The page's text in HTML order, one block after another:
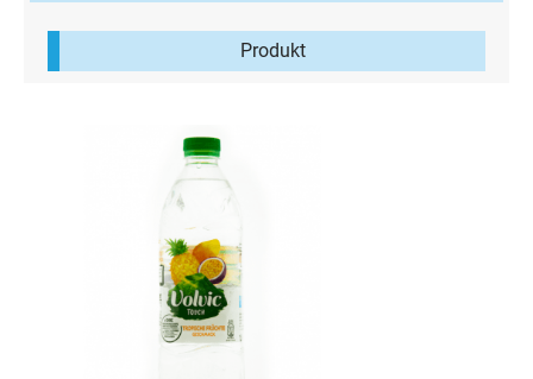
Produkt